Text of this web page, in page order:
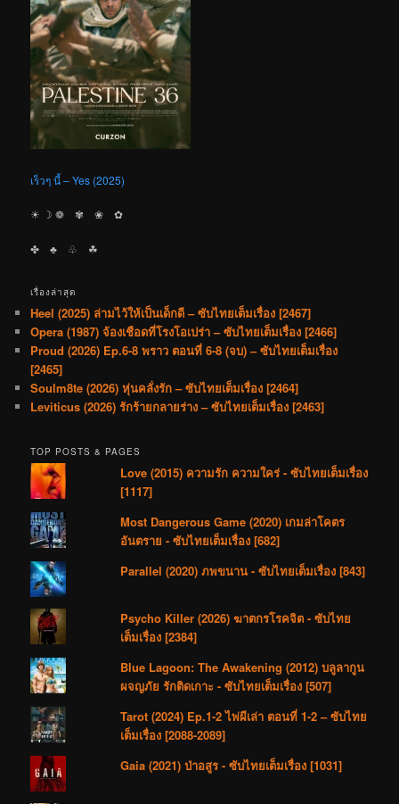
เร็วๆ นี้ – Yes (2025)
☀︎ ☽ ❁ ✾ ❀ ✿
✤ ♣︎ ♧ ☘︎
เรื่องล่าสุด
Heel (2025) ล่ามไว้ให้เป็นเด็กดี – ซับไทยเต็มเรื่อง [2467]
Opera (1987) จ้องเชือดที่โรงโอเปร่า – ซับไทยเต็มเรื่อง [2466]
Proud (2026) Ep.6-8 พราว ตอนที่ 6-8 (จบ) – ซับไทยเต็มเรื่อง
[2465]
Soulm8te (2026) หุ่นคลั่งรัก – ซับไทยเต็มเรื่อง [2464]
Leviticus (2026) รักร้ายกลายร่าง – ซับไทยเต็มเรื่อง [2463]
TOP POSTS & PAGES
Love (2015) ความรัก ความใคร่ - ซับไทยเต็มเรื่อง
[1117]
Most Dangerous Game (2020) เกมล่าโคตร
อันตราย - ซับไทยเต็มเรื่อง [682]
Parallel (2020) ภพขนาน - ซับไทยเต็มเรื่อง [843]
Psycho Killer (2026) ฆาตกรโรคจิต - ซับไทย
เต็มเรื่อง [2384]
Blue Lagoon: The Awakening (2012) บลูลากูน
ผจญภัย รักติดเกาะ - ซับไทยเต็มเรื่อง [507]
Tarot (2024) Ep.1-2 ไพ่ผีเล่า ตอนที่ 1-2 – ซับไทย
เต็มเรื่อง [2088-2089]
Gaia (2021) ป่าอสูร - ซับไทยเต็มเรื่อง [1031]